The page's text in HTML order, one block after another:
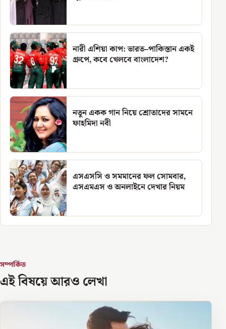
নারী এশিয়া কাপ: ভারত–পাকিস্তান একই
গ্রুপে, কবে খেলবে বাংলাদেশ?
নতুন একক গান নিয়ে শ্রোতাদের সামনে
ফাহমিদা নবী
এসএসসি ও সমমানের ফল সোমবার,
এসএমএস ও অনলাইনে দেখার নিয়ম
সম্পর্কিত
এই বিষয়ে আরও লেখা